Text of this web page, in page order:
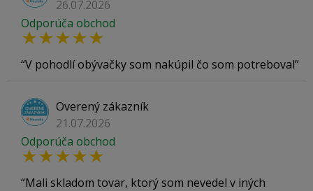
26.07.2026
Odporúča obchod
V pohodlí obývačky som nakúpil čo som potreboval
Overený zákazník
21.07.2026
Odporúča obchod
Mali skladom tovar, ktorý som nevedel v iných